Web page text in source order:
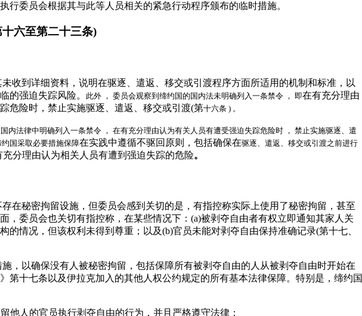
行委员会根据其与此等人员相关的紧急行动程序颁布的临时措施。
六至第二十三条)
收到详细资料，说明在驱逐、遣返、移交或引渡程序方面所适用的机制和标准，以
的强迫失踪风险。
此外 ， 委员会观察到缔约国的国内法未明确列入一条禁令 ， 即在有充分理由
危险时，禁止实施驱逐、遣返、移交或引渡(第十六条 ) 。
内法律中明确列入一条禁令 ， 在有充分理由认为有关人员有遭受强迫失踪危险时 ， 禁止实施驱逐、遣
国采取必要措施保障在实践中遵循不驱回原则，包括确保在驱逐、遣返、移交或引渡之前进行
充分理由认为相关人员有遭到强迫失踪的危险。
在秘密拘留设施，但委员会感到关切的是，有指控称实际上使用了秘密拘留，甚至
，委员会也关切有指控称，在某些情况下：(a)被剥夺自由者有权立即通知其家人关
的情况，但该权利未得到尊重；以及(b)官员未能对剥夺自由保持准确记录(第十七、
，以确保没有人被秘密拘留，包括保障所有被剥夺自由的人从被剥夺自由时开始在
第十七条以及伊拉克加入的其他人权公约规定的所有基本法律保障。特别是，缔约国
他人的官员执行剥夺自由的行为，并且严格遵守法律；